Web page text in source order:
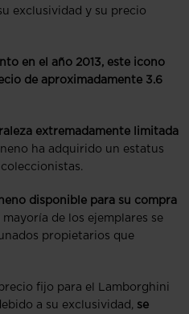
exclusividad y su precio
en el año 2013, este icono
de aproximadamente 3.6
extremadamente limitada
ha adquirido un estatus
disponible para su compra
mayoría de los ejemplares se
propietarios que
fijo para el Lamborghini
a su exclusividad, se